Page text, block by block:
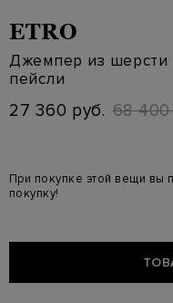
ETRO
Джемпер из шерсти
пейсли
27 360 руб. 68 400
При покупке этой вещи вы
покупку!